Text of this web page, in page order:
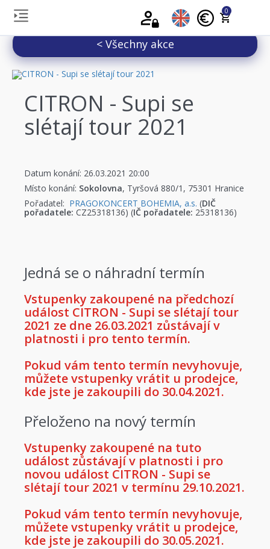
0
< Všechny akce
CITRON - Supi se
slétají tour 2021
Datum konání: 26.03.2021 20:00
Místo konání: Sokolovna, Tyršová 880/1, 75301 Hranice
Pořadatel: PRAGOKONCERT BOHEMIA, a.s. (DIČ
pořadatele: CZ25318136) (IČ pořadatele: 25318136)
Jedná se o náhradní termín
Vstupenky zakoupené na předchozí
událost CITRON - Supi se slétají tour
2021 ze dne 26.03.2021 zůstávají v
platnosti i pro tento termín.
Pokud vám tento termín nevyhovuje,
můžete vstupenky vrátit u prodejce,
kde jste je zakoupili do 30.04.2021.
Přeloženo na nový termín
Vstupenky zakoupené na tuto
událost zůstávají v platnosti i pro
novou událost CITRON - Supi se
slétají tour 2021 v termínu 29.10.2021.
Pokud vám tento termín nevyhovuje,
můžete vstupenky vrátit u prodejce,
kde jste je zakoupili do 30.05.2021.